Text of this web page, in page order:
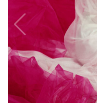
Выборы
2026
Скачай
Metro